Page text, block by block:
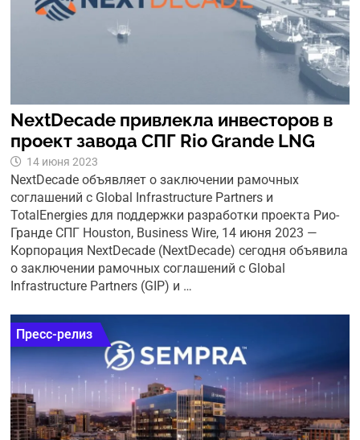
NextDecade привлекла инвесторов в
проект завода СПГ Rio Grande LNG
14 июня 2023
NextDecade объявляет о заключении рамочных
соглашений с Global Infrastructure Partners и
TotalEnergies для поддержки разработки проекта Рио-
Гранде СПГ Houston, Business Wire, 14 июня 2023 —
Корпорация NextDecade (NextDecade) сегодня объявила
о заключении рамочных соглашений с Global
Infrastructure Partners (GIP) и …
Пресс-релиз